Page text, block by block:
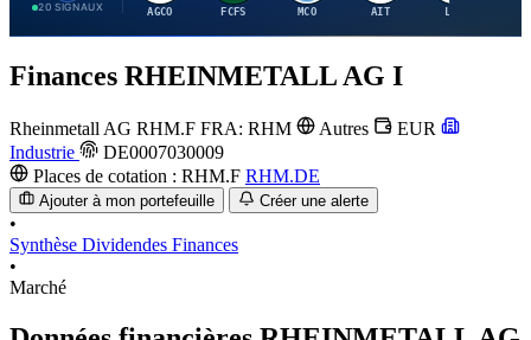
20 SIGNAUX AGCO FCFS MCO AIT
Finances RHEINMETALL AG I
Rheinmetall AG RHM.F FRA: RHM Autres
EUR
Industrie
DE0007030009
Places de cotation : RHM.F RHM.DE
Ajouter à mon portefeuille Créer une alerte
•
Synthèse Dividendes Finances
•
Marché